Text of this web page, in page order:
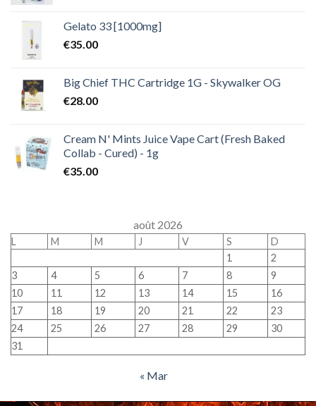
Gelato 33 [1000mg]
€35.00
Big Chief THC Cartridge 1G - Skywalker OG
€28.00
Cream N' Mints Juice Vape Cart (Fresh Baked
Collab - Cured) - 1g
€35.00
août 2026
L M M J V S
D
1
2
3
4 5 6 7 8
9
10
11 12 13 14 15
16
17
18 19 20 21 22
23
24
25 26 27 28 29
30
31
« Mar